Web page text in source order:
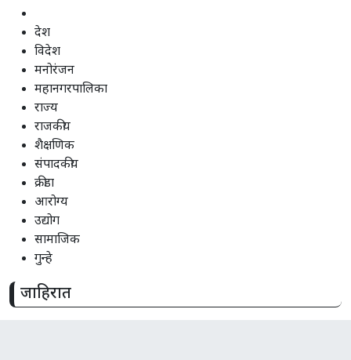
देश
विदेश
मनोरंजन
महानगरपालिका
राज्य
राजकीय
शैक्षणिक
संपादकीय
क्रीडा
आरोग्य
उद्योग
सामाजिक
गुन्हे
जाहिरात